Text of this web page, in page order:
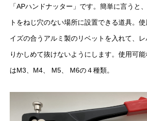
「APハンドナッター」です。簡単に言うと
トをねじ穴のない場所に設置できる道具。
イズの合うアルミ製のリベットを入れて、
りかしめて抜けないようにします。使用可
はM3、M4、 M5、 M6の４種類。